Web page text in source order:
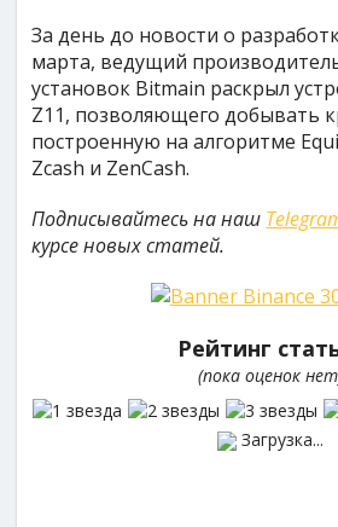
За день до новости о
марта, ведущий
установок Bitmain раскрыл
Z11, позволяющего добывать
построенную на алгоритме
Zcash и ZenCash.
Подписывайтесь на наш
курсе новых статей.
Рейтинг
(пока оценок
Загрузка...